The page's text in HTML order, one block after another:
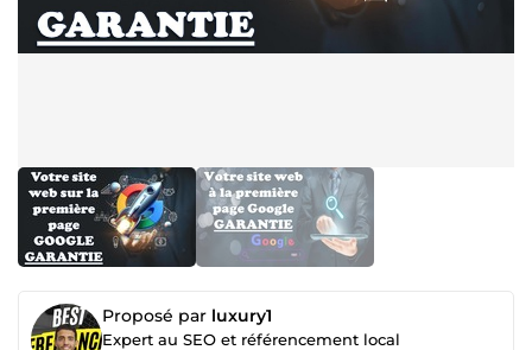
Proposé par luxury1
Expert au SEO et référencement local